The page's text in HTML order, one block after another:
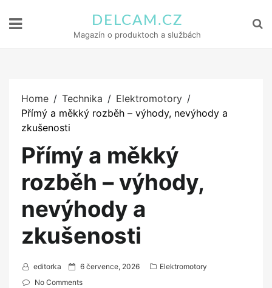
DELCAM.CZ
Magazín o produktoch a službách
Home Technika
Elektromotory
Přímý a měkký rozběh – výhody, nevýhody a
zkušenosti
Přímý a měkký
rozběh – výhody,
nevýhody a
zkušenosti
editorka
P
o
6 července, 2026
Elektromotory
No Comments